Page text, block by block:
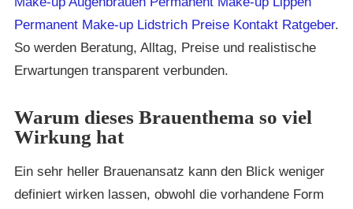
Permanent Make-up Lidstrich Preise Kontakt Ratgeber.
So werden Beratung, Alltag, Preise und realistische
Erwartungen transparent verbunden.
Warum dieses Brauenthema so viel
Wirkung hat
Ein sehr heller Brauenansatz kann den Blick weniger
definiert wirken lassen, obwohl die vorhandene Form